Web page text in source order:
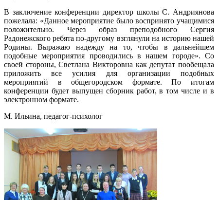
В заключение конференции директор школы С. Андриянова
пожелала: «Данное мероприятие было воспринято учащимися
положительно. Через образ преподобного Сергия
Радонежского ребята по-другому взглянули на историю нашей
Родины. Выражаю надежду на то, чтобы в дальнейшем
подобные мероприятия проводились в нашем городе». Со
своей стороны, Светлана Викторовна как депутат пообещала
приложить все усилия для организации подобных
мероприятий в общегородском формате. По итогам
конференции будет выпущен сборник работ, в том числе и в
электронном формате.
М. Ильина, педагог-психолог